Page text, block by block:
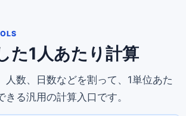
た1人あたり計算
人数、日数などを割って、1単位あた
きる汎用の計算入口です。